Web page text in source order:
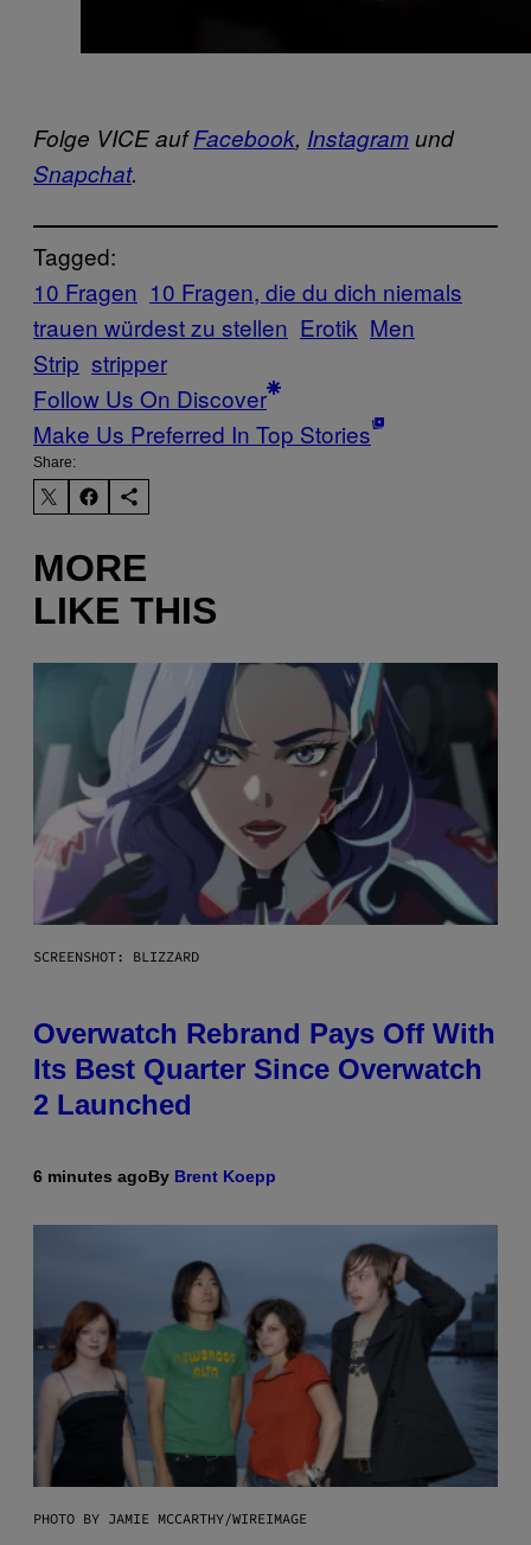
Folge VICE aufFacebook, Instagramund
Snapchat.
Tagged:
10 Fragen 10 Fragen, die du dich niemals
trauen würdest zu stellen Erotik Men
Strip stripper
Follow Us On Discover
Make Us Preferred In Top Stories
Share:
MORE
LIKE THIS
SCREENSHOT: BLIZZARD
Overwatch Rebrand Pays Off With
Its Best Quarter Since Overwatch
2 Launched
6 minutes agoBy Brent Koepp
PHOTO BY JAMIE MCCARTHY/WIREIMAGE